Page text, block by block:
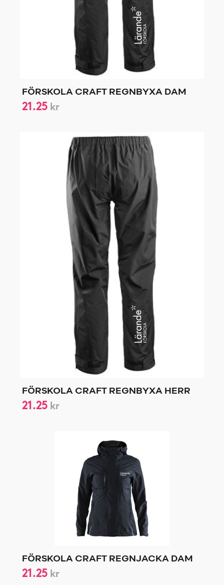
FÖRSKOLA CRAFT REGNBYXA DAM
21.25 kr
FÖRSKOLA CRAFT REGNBYXA HERR
21.25 kr
FÖRSKOLA CRAFT REGNJACKA DAM
21.25 kr